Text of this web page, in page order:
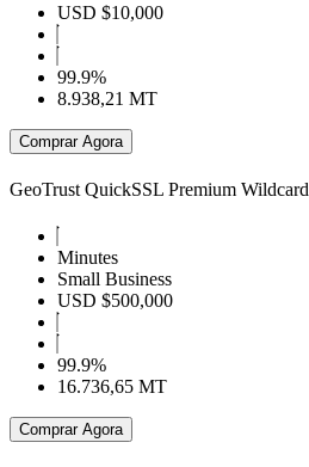
USD $10,000
99.9%
8.938,21 MT
Comprar Agora
GeoTrust QuickSSL Premium Wildcard
Minutes
Small Business
USD $500,000
99.9%
16.736,65 MT
Comprar Agora